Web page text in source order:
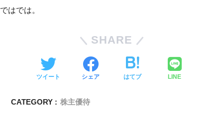
ではでは。
SHARE
ツイート シェア はてブ LINE
CATEGORY : 株主優待